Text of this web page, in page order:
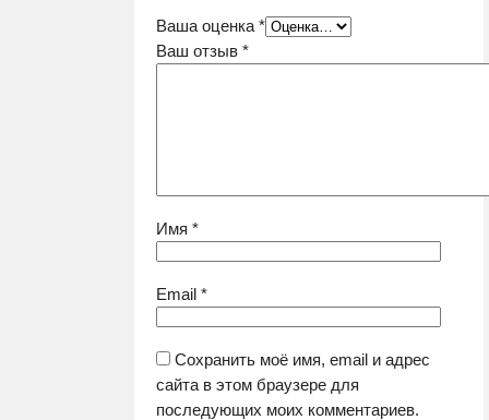
Ваша оценка*
Ваш отзыв*
Имя*
Email*
Сохранить моё имя, email и адрес
сайта в этом браузере для
последующих моих комментариев.